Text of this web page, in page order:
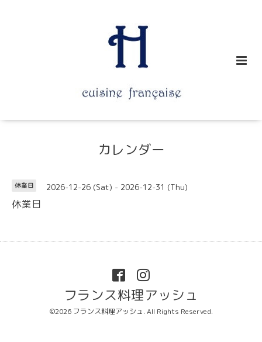
カレンダー
休業日 2026-12-26 (Sat) - 2026-12-31 (Thu)
休業日
フランス料理アッシュ
©2026 フランス料理アッシュ. All Rights Reserved.